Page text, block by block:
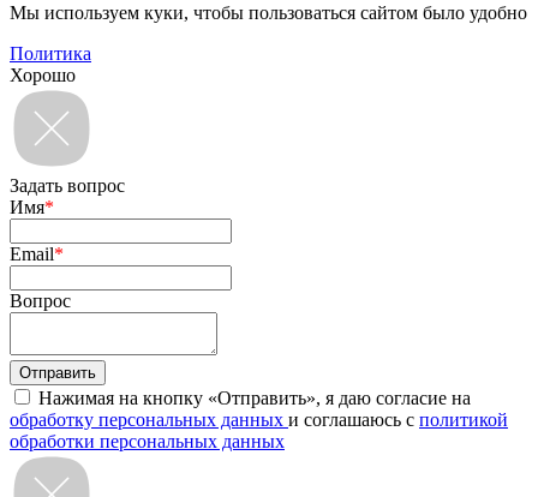
Мы используем куки, чтобы пользоваться сайтом было удобно
Политика
Хорошо
Задать вопрос
Имя*
Email*
Вопрос
Нажимая на кнопку «Отправить», я даю согласие на
обработку персональных данных и соглашаюсь с политикой
обработки персональных данных